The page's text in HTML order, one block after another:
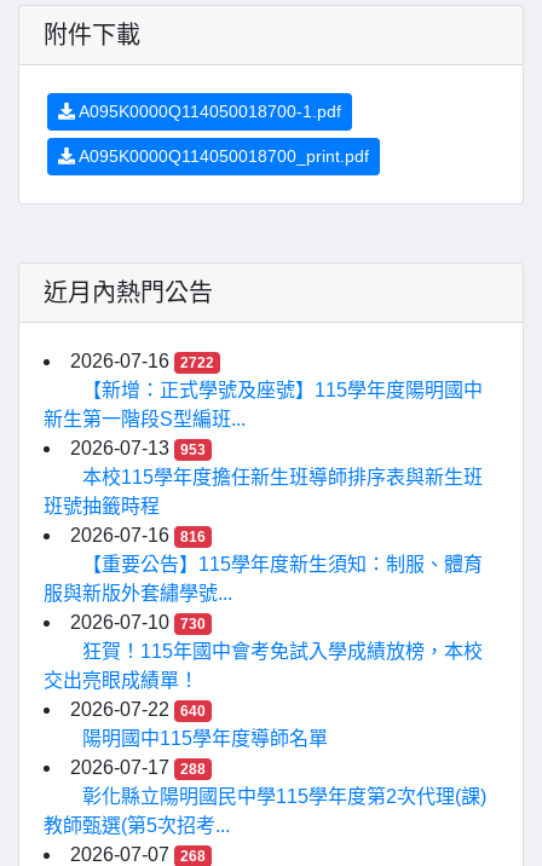
附件下載
A095K0000Q114050018700-1.pdf
A095K0000Q114050018700_print.pdf
近月內熱門公告
2026-07-16 2722
【新增：正式學號及座號】115學年度陽明國中
新生第一階段S型編班...
2026-07-13
953
本校115學年度擔任新生班導師排序表與新生班
班號抽籤時程
2026-07-16
816
【重要公告】115學年度新生須知：制服、體育
服與新版外套繡學號...
2026-07-10
730
狂賀！115年國中會考免試入學成績放榜，本校
交出亮眼成績單！
2026-07-22
640
陽明國中115學年度導師名單
2026-07-17
288
彰化縣立陽明國民中學115學年度第2次代理(課)
教師甄選(第5次招考...
2026-07-07
268